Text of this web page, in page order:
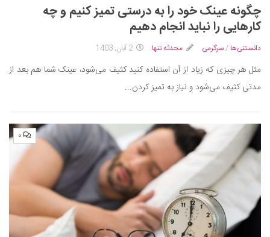
چگونه عینک خود را به‌ درستی تمیز کنیم و چه
کارهایی را نباید انجام دهیم
دانستنی‌ها /سرگرمی محدثه تنها 2 آبان, 1403
مثل هر چیزی که زیاد از آن استفاده کنید کثیف می‌شود، عینک شما هم بعد از
مدتی کثیف می‌شود و نیاز به تمیز کردن...
۰